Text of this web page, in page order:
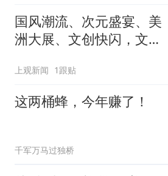
国风潮流、次元盛宴、美
洲大展、文创快闪，文商
夏”
上观新闻 1跟贴
这两桶蜂，今年赚了！
千军万马过独桥